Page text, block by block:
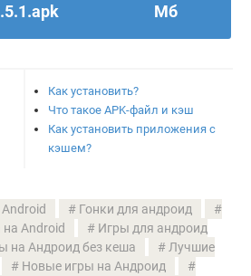
Мб
Как установить?
Что такое APK-файл и кэш
Как установить приложения с
кэшем?
Гонки для андроид
Android
Игры для андроид
на Андроид без кеша
Лучшие
Новые игры на Андроид